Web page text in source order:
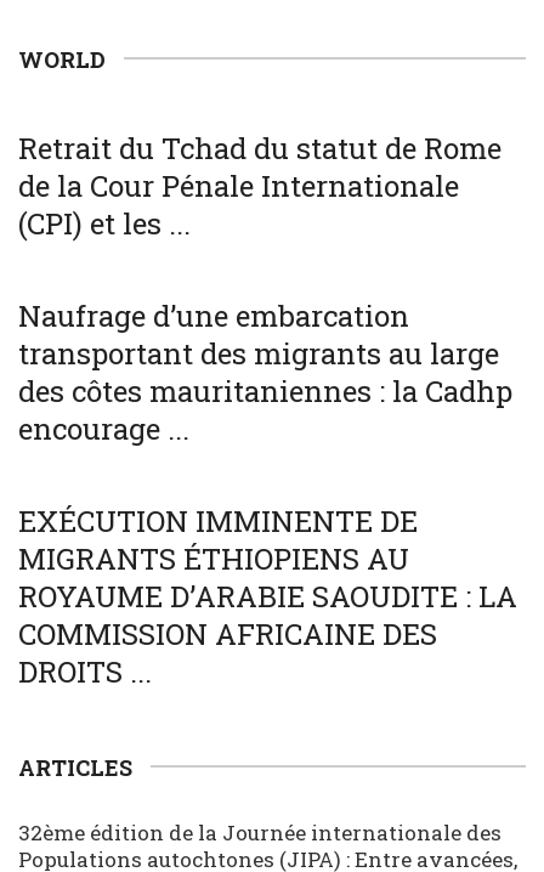
WORLD
Retrait du Tchad du statut de Rome
de la Cour Pénale Internationale
(CPI) et les ...
Naufrage d’une embarcation
transportant des migrants au large
des côtes mauritaniennes : la Cadhp
encourage ...
SOCIÉTÉ
EXÉCUTION IMMINENTE DE
MIGRANTS ÉTHIOPIENS AU
ROYAUME D’ARABIE SAOUDITE : LA
COMMISSION AFRICAINE DES
DROITS ...
ARTICLES
32ème édition de la Journée internationale des
Populations autochtones (JIPA) : Entre avancées,